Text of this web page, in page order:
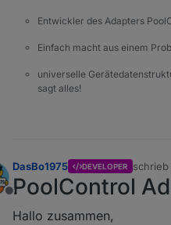
Entwickler des Adapters
Einfach macht aus einem
universelle
sagt alles!
Offline
DasBo1975 DEVELOPER schrieb
zuletzt
PoolControl
Hallo zusammen,